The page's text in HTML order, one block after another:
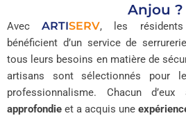
Anjou ?
AvecARTISERV, les résidents
bénéficient d’un service de
tous leurs besoins en matière de
artisans sont sélectionnés pour
professionnalisme. Chacun
approfondie et a acquis une